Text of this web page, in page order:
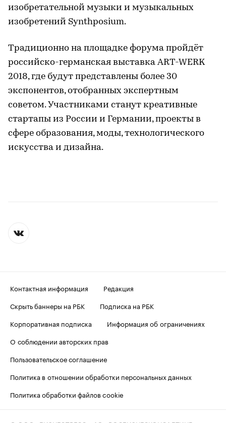
изобретательной музыки и музыкальных
изобретений Synthposium.
Традиционно на площадке форума пройдёт
российско-германская выставка ART-WERK
2018, где будут представлены более 30
экспонентов, отобранных экспертным
советом. Участниками станут креативные
стартапы из России и Германии, проекты в
сфере образования, моды, технологического
искусства и дизайна.
Контактная информация
Редакция
Скрыть баннеры на РБК
Подписка на РБК
Корпоративная подписка
Информация об ограничениях
О соблюдении авторских прав
Пользовательское соглашение
Политика в отношении обработки персональных данных
Политика обработки файлов cookie